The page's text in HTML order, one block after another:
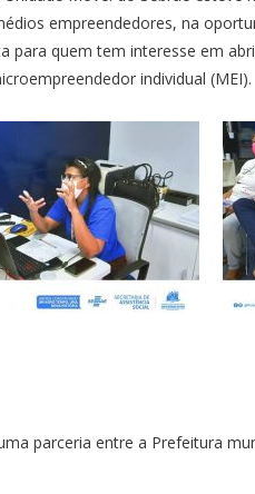
empreendedores, na
para quem tem interesse em
individual (MEI).
parceria entre a Prefeitura